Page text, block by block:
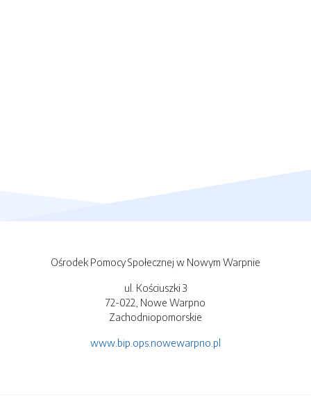
Ośrodek Pomocy Społecznej w Nowym Warpnie
ul. Kościuszki 3
72-022, Nowe Warpno
Zachodniopomorskie
www.bip.ops.nowewarpno.pl